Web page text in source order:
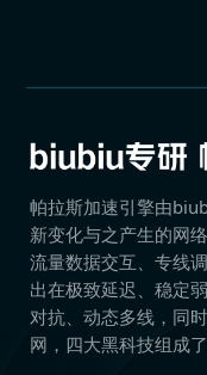
帕拉斯加速引擎由
新变化与之产生的网
流量数据交互、专线
出在极致延迟、稳定
对抗、动态多线，同
网，四大黑科技组成